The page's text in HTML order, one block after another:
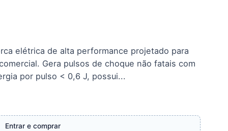
elétrica de alta performance projetado para
Gera pulsos de choque não fatais com
por pulso < 0,6 J, possui...
Entrar e comprar